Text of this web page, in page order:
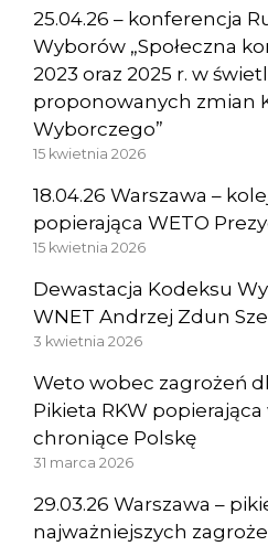
25.04.26 – konferencja
Wyborów „Społeczna
2023 oraz 2025 r. w
proponowanych zmian
Wyborczego”
15 kwietnia 2026
18.04.26 Warszawa –
popierająca WETO
15 kwietnia 2026
Dewastacja Kodeksu
WNET Andrzej Zdun
3 kwietnia 2026
Weto wobec zagrożeń
Pikieta RKW
chroniące Polskę
31 marca 2026
29.03.26 Warszawa –
najważniejszych